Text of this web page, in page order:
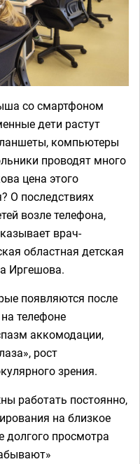
со смартфоном
дети растут
компьютеры
проводят много
цена этого
О последствиях
возле телефона,
врач-
областная детская
Иргешова.
появляются после
телефоне
аккомодации,
рост
зрения.
работать постоянно,
на близкое
долгого просмотра